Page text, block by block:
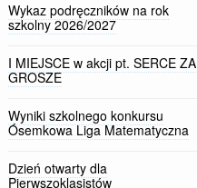
Wykaz podręczników na rok
szkolny 2026/2027
I MIEJSCE w akcji pt. SERCE ZA
GROSZE
Wyniki szkolnego konkursu
Ósemkowa Liga Matematyczna
Dzień otwarty dla
Pierwszoklasistów